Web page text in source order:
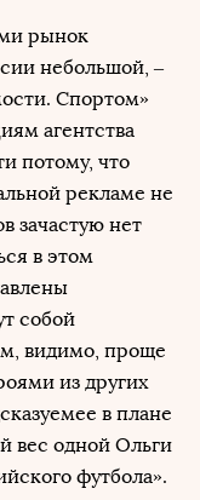
рынок
небольшой, –
Спортом»
агентства
потому, что
рекламе не
зачастую нет
в этом
собой
видимо, проще
из других
в плане
вес одной Ольги
футбола».